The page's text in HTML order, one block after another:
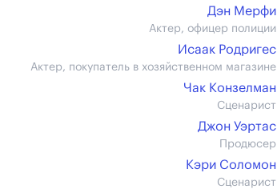
Дэн Мерфи
Актер, офицер полиции
Исаак Родригес
Актер, покупатель в хозяйственном магазине
Чак Конзелман
Сценарист
Джон Уэртас
Продюсер
Кэри Соломон
Сценарист